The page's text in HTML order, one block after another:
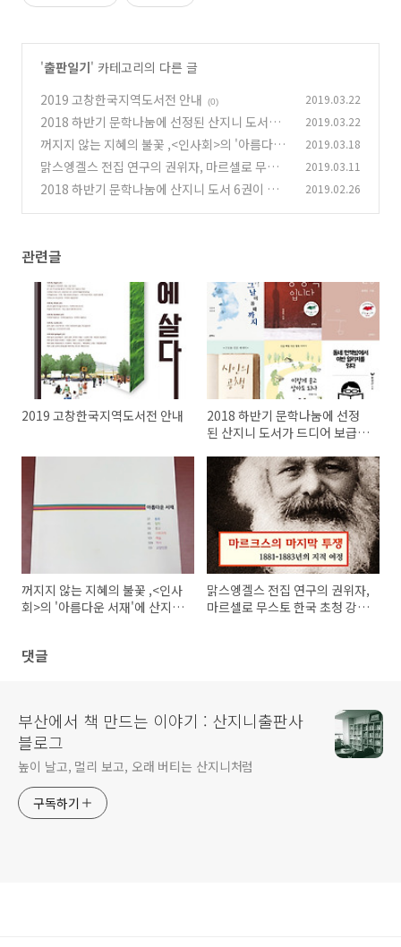
'출판일기' 카테고리의 다른 글
2019 고창한국지역도서전 안내
(0) 2019.03.22
2018 하반기 문학나눔에 선정된 산지니 도서가
드디어 보급됩니다!
(1)
2019.03.22
꺼지지 않는 지혜의 불꽃 ,<인사회>의 '아름다운
서재'에 산지니 책이 소개되었습니다.
(0)
2019.03.18
맑스엥겔스 전집 연구의 권위자, 마르셀로 무스
토 한국 초청 강연회 (0)
2019.03.11
2018 하반기 문학나눔에 산지니 도서 6권이 선
2019.02.26
관련글
2019 고창한국지역도서전 안내
2018 하반기 문학나눔에 선정
된 산지니 도서가 드디어 보급됩
꺼지지 않는 지혜의 불꽃 ,<인사
회>의 '아름다운 서재'에 산지니
맑스엥겔스 전집 연구의 권위자,
마르셀로 무스토 한국 초청 강연
댓글
부산에서 책 만드는 이야기 : 산지니출판사
블로그
높이 날고, 멀리 보고, 오래 버티는 산지니처럼
구독하기